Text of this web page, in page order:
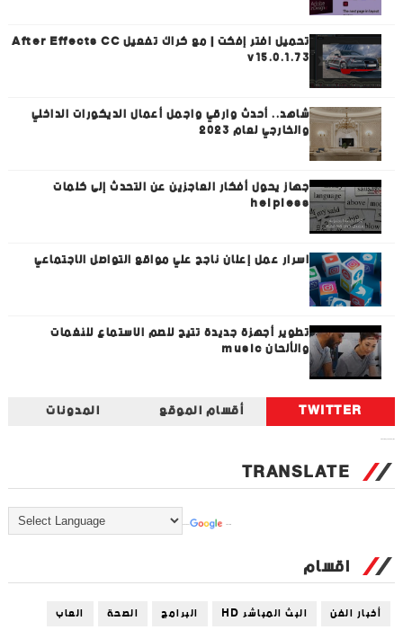
تحميل افتر إفكت | مع كراك تفعيل After Effects CC
v15.0.1.73
شاهد.. أحدث وارقي واجمل أعمال الديكورات الداخلي
والخارجي لعام 2023
جهاز يحول أفكار العاجزين عن التحدث إلى كلمات
helpless
اسرار عمل إعلان ناجح علي مواقع التواصل الاجتماعي
تطوير أجهزة جديدة تتيح للصم الاستماع للنغمات
والألحان music
TWITTER أقسام الموقع المدونات
TRANSLATE
اقسام
أخبار الفن البث المباشر HD البرامج الصحة
العاب